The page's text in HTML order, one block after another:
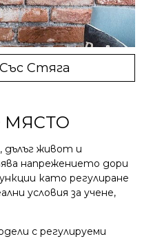
Стяга
МЯСТО
дълъг живот и
напрежението дори
като регулиране
условия за учене,
с регулируеми